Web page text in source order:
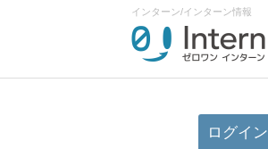
インターン/インターン情報
ログイン